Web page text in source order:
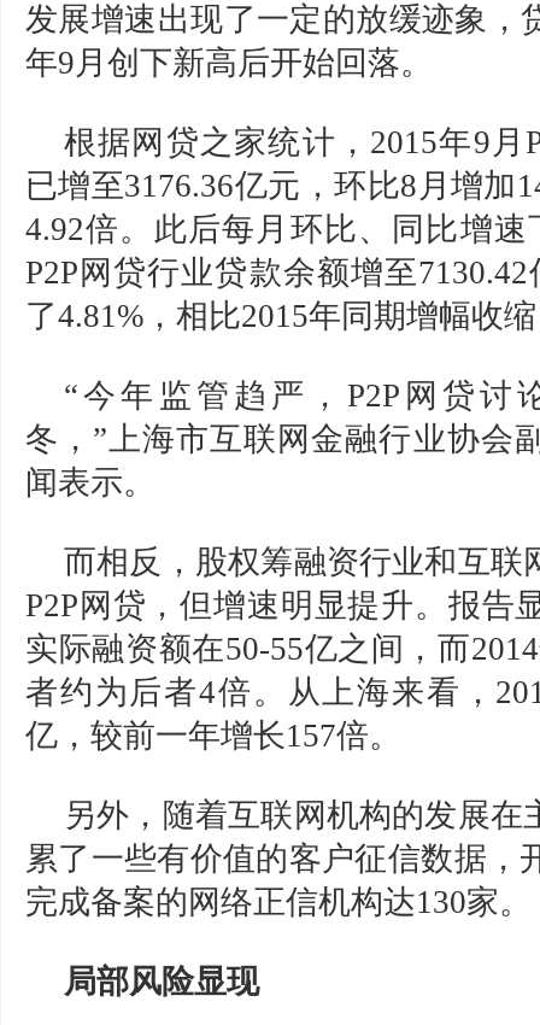
发展增速出现了一定的放缓迹象，
年9月创下新高后开始回落。
根据网贷之家统计，2015年9月
已增至3176.36亿元，环比8月增加
4.92倍。此后每月环比、同比增
P2P网贷行业贷款余额增至
了4.81%，相比2015年同期增幅收
“今年监管趋严，P2P网贷讨
冬，”上海市互联网金融行业协会
闻表示。
而相反，股权筹融资行业和互联
P2P网贷，但增速明显提升。报告
实际融资额在50-55亿之间，而
者约为后者4倍。从上海来看，
亿，较前一年增长157倍。
另外，随着互联网机构的发展在
累了一些有价值的客户征信数据，
完成备案的网络正信机构达130家。
局部风险显现